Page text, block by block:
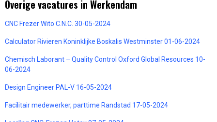
Overige vacatures in Werkendam
CNC Frezer Wito C.N.C. 30-05-2024
Calculator Rivieren Koninklijke Boskalis Westminster 01-06-2024
Chemisch Laborant – Quality Control Oxford Global Resources 10-
06-2024
Design Engineer PAL-V 16-05-2024
Facilitair medewerker, parttime Randstad 17-05-2024